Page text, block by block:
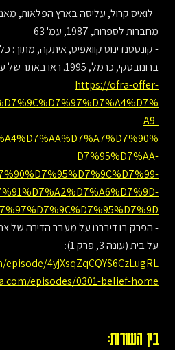
- לואיס קרול, עליסה בארץ הפלאות,
מחברות לספרות, 1987, עמ' 63
- קונסטנדינוס קוואפיס, איתקה, מתוך: כל
ברונובסקי, כרמל, 1995. ראו באתר של עופרה עופר אורן:
https://ofra-offer-
A9-
D7%95%D7%AA-
- הפרק בו דיברנו על מעבר הדירה של
על בית (עונה 3, פרק 1):
4yjXsqZqCQYS6CzLugRL
episodes/0301-belief-home/
בין השורות: